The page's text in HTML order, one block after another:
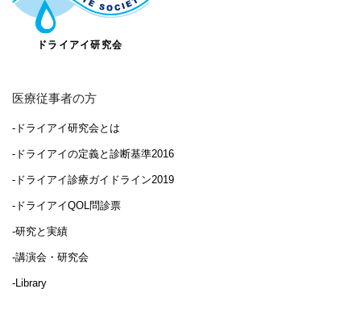
医療従事者の方
-ドライアイ研究会とは
-ドライアイの定義と診断基準2016
-ドライアイ診療ガイドライン2019
-ドライアイQOL問診票
-研究と実績
-講演会・研究会
-Library